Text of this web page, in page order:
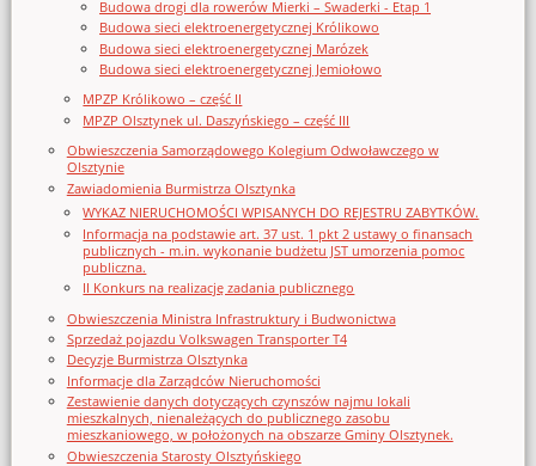
Budowa drogi dla rowerów Mierki – Swaderki - Etap 1
Budowa sieci elektroenergetycznej Królikowo
Budowa sieci elektroenergetycznej Marózek
Budowa sieci elektroenergetycznej Jemiołowo
MPZP Królikowo – część II
MPZP Olsztynek ul. Daszyńskiego – część III
Obwieszczenia Samorządowego Kolegium Odwoławczego w
Olsztynie
Zawiadomienia Burmistrza Olsztynka
WYKAZ NIERUCHOMOŚCI WPISANYCH DO REJESTRU ZABYTKÓW.
Informacja na podstawie art. 37 ust. 1 pkt 2 ustawy o finansach
publicznych - m.in. wykonanie budżetu JST umorzenia pomoc
publiczna.
II Konkurs na realizację zadania publicznego
Obwieszczenia Ministra Infrastruktury i Budwonictwa
Sprzedaż pojazdu Volkswagen Transporter T4
Decyzje Burmistrza Olsztynka
Informacje dla Zarządców Nieruchomości
Zestawienie danych dotyczących czynszów najmu lokali
mieszkalnych, nienależących do publicznego zasobu
mieszkaniowego, w położonych na obszarze Gminy Olsztynek.
Obwieszczenia Starosty Olsztyńskiego